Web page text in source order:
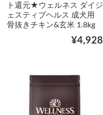
ト還元★ウェルネス ダイジ
ェスティブヘルス 成犬用
骨抜きチキン&玄米 1.8kg
¥4,928